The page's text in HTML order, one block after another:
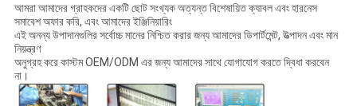
আমরা আমাদের গ্রাহকদের একটি ছোট সংখ্যক অত্যন্ত বিশেষায়িত ক্যাবল এবং হারনেস
সমাবেশ অফার করি, এবং আমাদের ইঞ্জিনিয়ারিং
এই অনন্য উপাদানগুলির সর্বোচ্চ মানের নিশ্চিত করার জন্য আমাদের ডিপার্টমেন্ট, উত্পাদন এবং মান
নিয়ন্ত্রণ
অনুগ্রহ করে কাস্টম OEM/ODM এর জন্য আমাদের সাথে যোগাযোগ করতে দ্বিধা করবেন
না।